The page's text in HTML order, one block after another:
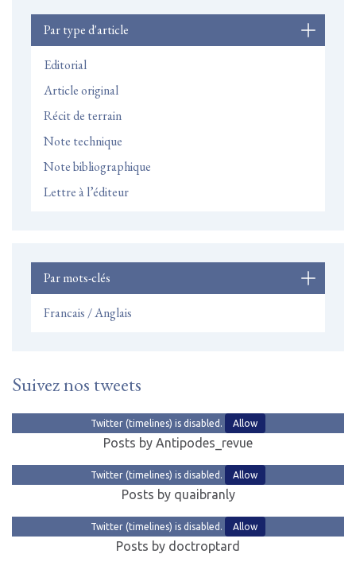
Par type d'article
Editorial
Article original
Récit de terrain
Note technique
Note bibliographique
Lettre à l’éditeur
Par mots-clés
Francais / Anglais
Suivez nos tweets
Twitter (timelines) is disabled. Allow
Posts by Antipodes_revue
Twitter (timelines) is disabled. Allow
Posts by quaibranly
Twitter (timelines) is disabled. Allow
Posts by doctroptard